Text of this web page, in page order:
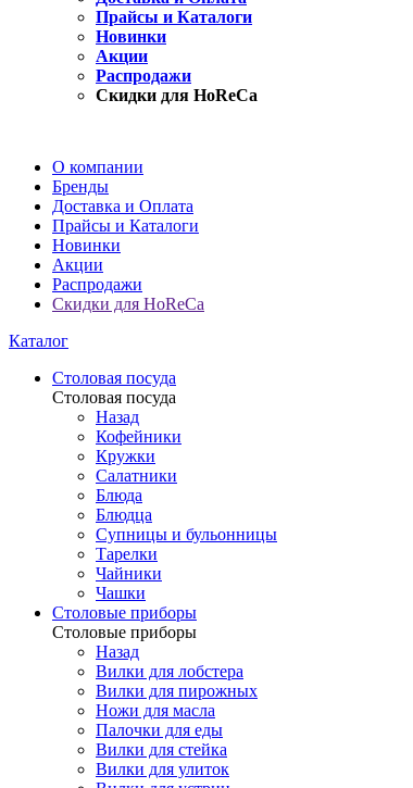
Прайсы и Каталоги
Новинки
Акции
Распродажи
Скидки для HoReCa
О компании
Бренды
Доставка и Оплата
Прайсы и Каталоги
Новинки
Акции
Распродажи
Скидки для HoReCa
Каталог
Столовая посуда
Столовая посуда
Назад
Кофейники
Кружки
Салатники
Блюда
Блюдца
Супницы и бульонницы
Тарелки
Чайники
Чашки
Cтоловые приборы
Cтоловые приборы
Назад
Вилки для лобстера
Вилки для пирожных
Ножи для масла
Палочки для еды
Вилки для стейка
Вилки для улиток